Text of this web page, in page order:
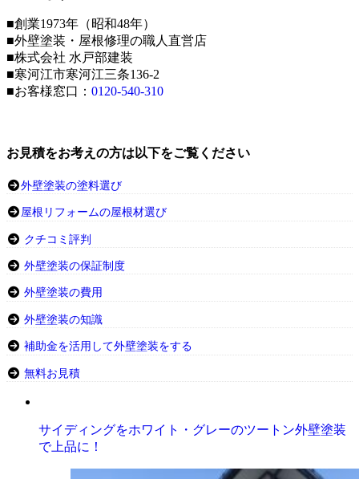
■創業1973年（昭和48年）
■外壁塗装・屋根修理の職人直営店
■株式会社 水戸部建装
■寒河江市寒河江三条136-2
■お客様窓口： 0120-540-310
お見積をお考えの方は以下をご覧ください
外壁塗装の塗料選び
屋根リフォームの屋根材選び
クチコミ評判
外壁塗装の保証制度
外壁塗装の費用
外壁塗装の知識
補助金を活用して外壁塗装をする
無料お見積
サイディングをホワイト・グレーのツートン外壁塗装
で上品に！